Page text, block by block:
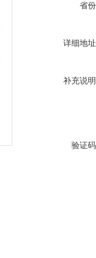
省份
详细地址
补充说明
验证码